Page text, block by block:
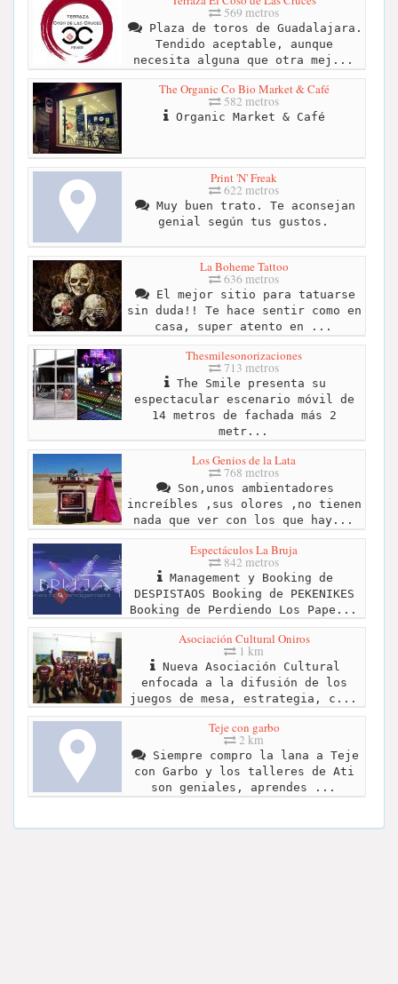
569 metros
Plaza de toros de Guadalajara.
Tendido aceptable, aunque
necesita alguna que otra mej...
The Organic Co Bio Market & Café
582 metros
Organic Market & Café
Print 'N' Freak
622 metros
Muy buen trato. Te aconsejan
genial según tus gustos.
La Boheme Tattoo
636 metros
El mejor sitio para tatuarse
sin duda!! Te hace sentir como en
casa, super atento en ...
Thesmilesonorizaciones
713 metros
The Smile presenta su
espectacular escenario móvil de
14 metros de fachada más 2
metr...
Los Genios de la Lata
768 metros
Son,unos ambientadores
increíbles ,sus olores ,no tienen
nada que ver con los que hay...
Espectáculos La Bruja
842 metros
Management y Booking de
DESPISTAOS Booking de PEKENIKES
Booking de Perdiendo Los Pape...
Asociación Cultural Oniros
1 km
Nueva Asociación Cultural
enfocada a la difusión de los
juegos de mesa, estrategia, c...
Teje con garbo
2 km
Siempre compro la lana a Teje
con Garbo y los talleres de Ati
son geniales, aprendes ...